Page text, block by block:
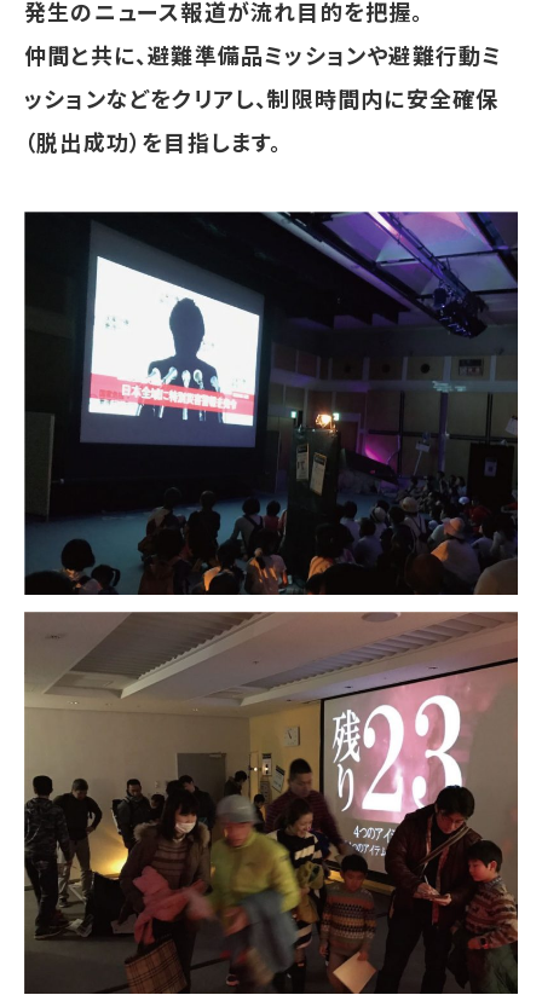
発生のニュース報道が流れ目的を把握。
仲間と共に、避難準備品ミッションや避難行動ミ
ッションなどをクリアし、制限時間内に安全確保
（脱出成功）を目指します。